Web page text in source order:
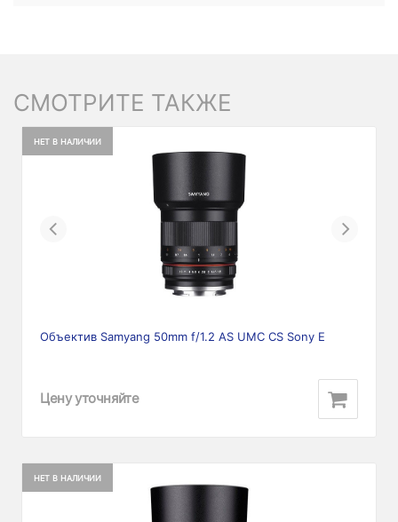
СМОТРИТЕ ТАКЖЕ
НЕТ В НАЛИЧИИ
Previous Next
Объектив Samyang 50mm f/1.2 AS UMC CS Sony E
Цену уточняйте
НЕТ В НАЛИЧИИ